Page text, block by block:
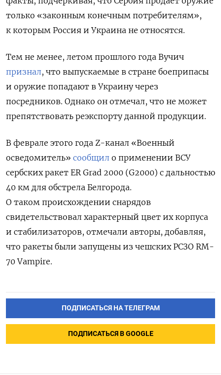
только «законным конечным потребителям»,
к которым Россия и Украина не относятся.
Тем не менее, летом прошлого года Вучич
признал, что выпускаемые в стране боеприпасы
и оружие попадают в Украину через
посредников. Однако он отмечал, что не может
препятствовать реэкспорту данной продукции.
В феврале этого года Z-канал «Военный
осведомитель» сообщил о применении ВСУ
сербских ракет ER Grad 2000 (G2000) с дальностью
40 км для обстрела Белгорода.
О таком происхождении снарядов
свидетельствовал характерный цвет их корпуса
и стабилизаторов, отмечали авторы, добавляя,
что ракеты были запущены из чешских РСЗО RM-
70 Vampire.
ПОДПИСАТЬСЯ НА ТЕЛЕГРАМ
ПОДПИСАТЬСЯ В GOOGLE